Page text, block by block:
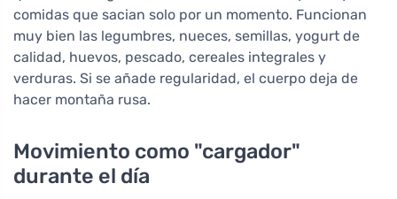
comidas que sacian solo por un momento. Funcionan
muy bien las legumbres, nueces, semillas, yogurt de
calidad, huevos, pescado, cereales integrales y
verduras. Si se añade regularidad, el cuerpo deja de
hacer montaña rusa.
Movimiento como "cargador"
durante el día